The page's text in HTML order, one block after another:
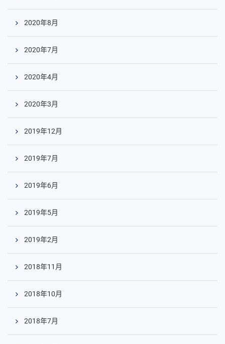
2020年8月
2020年7月
2020年4月
2020年3月
2019年12月
2019年7月
2019年6月
2019年5月
2019年2月
2018年11月
2018年10月
2018年7月